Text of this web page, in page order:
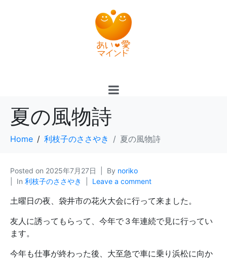
夏の風物詩
Home 利枝子のささやき 夏の風物詩
Posted on 2025年7月27日 By noriko
In 利枝子のささやき Leave a comment
土曜日の夜、袋井市の花火大会に行って来ました。
友人に誘ってもらって、今年で３年連続で見に行ってい
ます。
今年も仕事が終わった後、大至急で車に乗り浜松に向か